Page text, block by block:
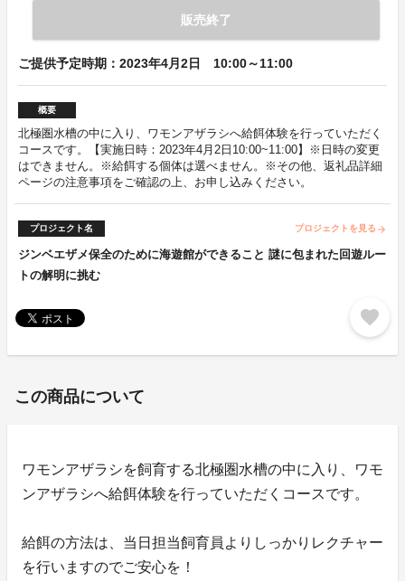
販売終了
ご提供予定時期：2023年4月2日 10:00～11:00
概要
北極圏水槽の中に入り、ワモンアザラシへ給餌体験を行っていただく
コースです。【実施日時：2023年4月2日10:00~11:00】※日時の変更
はできません。※給餌する個体は選べません。※その他、返礼品詳細
ページの注意事項をご確認の上、お申し込みください。
プロジェクト名 プロジェクトを見る arrow_forward
ジンベエザメ保全のために海遊館ができること 謎に包まれた回遊ルー
トの解明に挑む
favorite
この商品について
ワモンアザラシを飼育する北極圏水槽の中に入り、ワモ
ンアザラシへ給餌体験を行っていただくコースです。
給餌の方法は、当日担当飼育員よりしっかりレクチャー
を行いますのでご安心を！